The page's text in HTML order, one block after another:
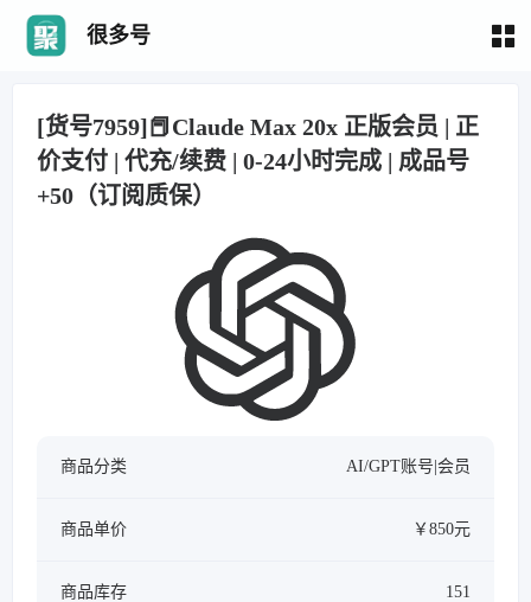
很多号
[货号7959]📕Claude Max 20x 正版会员 | 正
价支付 | 代充/续费 | 0-24小时完成 | 成品号
+50（订阅质保）
商品分类 AI/GPT账号|会员
商品单价 ￥850元
商品库存 151